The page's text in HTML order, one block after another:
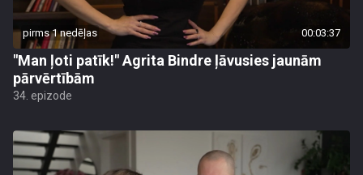
pirms 1 nedēļas 00:03:37
"Man ļoti patīk!" Agrita Bindre ļāvusies jaunām
pārvērtībām
34. epizode